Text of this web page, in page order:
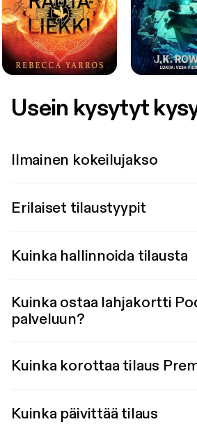
Usein kysytyt
Ilmainen kokeilujakso
Erilaiset tilaustyypit
Kuinka hallinnoida tilausta
Kuinka ostaa lahjakortti
palveluun?
Kuinka korottaa tilaus
Kuinka päivittää tilaus